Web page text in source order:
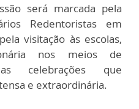
será marcada pela
Redentoristas em
visitação às escolas,
nos meios de
celebrações que
e extraordinária.